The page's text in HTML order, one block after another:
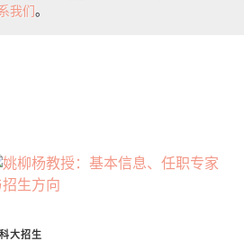
我们。
大招生